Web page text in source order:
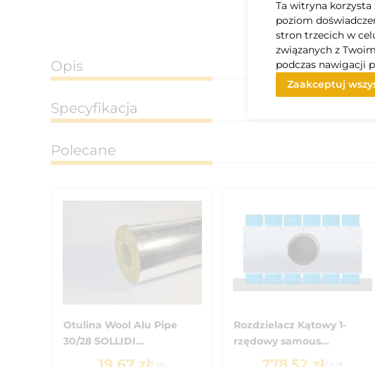
Opis
Specyfikacja
Polecane
Otulina Wool Alu Pipe
30/28 SOLLIDI...
Rozdzielacz Kątowy 1-
rzędowy samous...
Ta witryna korzysta
poziom
stron trzecich w
związanych z
podczas nawigacji
Zaakceptuj